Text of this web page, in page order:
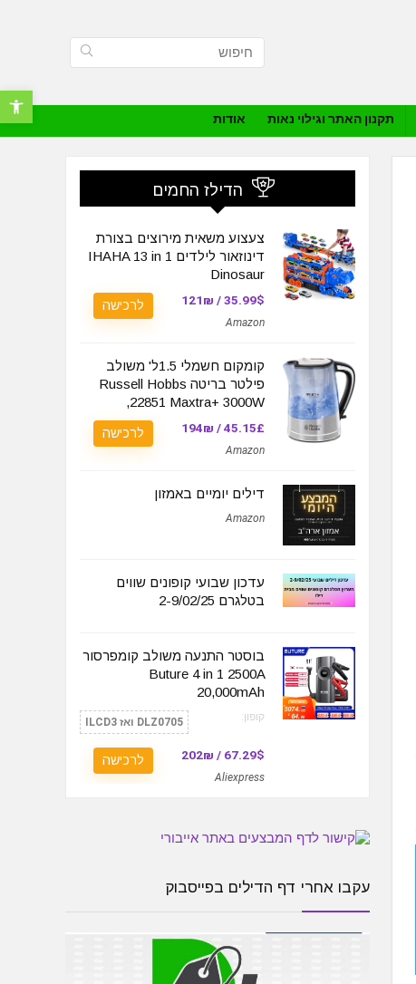
פתח
תקנון האתר וגילוי נאות אודות
הדילז החמים
צעצוע משאית מירוצים בצורת
דינוזאור לילדים IHAHA 13 in 1
Dinosaur
35.99$ / 121₪
Amazon
לרכישה
קומקום חשמלי 1.5ל' משולב
פילטר בריטה Russell Hobbs
22851 Maxtra+ 3000W,
45.15£ / 194₪
Amazon
לרכישה
דילים יומיים באמזון
Amazon
עדכון שבועי קופונים שווים
בטלגרם 2-9/02/25
בוסטר התנעה משולב קומפרסור
Buture 4 in 1 2500A
20,000mAh
קופון: DLZ0705 ואז ILCD3
67.29$ / 202₪
Aliexpress
לרכישה
עקבו אחרי דף הדילים בפייסבוק